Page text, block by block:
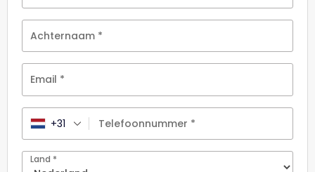
Achternaam *
Email *
Telefoonnummer *
+31
Land *